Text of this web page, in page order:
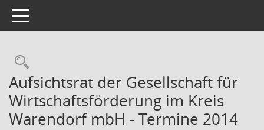
Toggle navigation
Rechercheauswahl
Aufsichtsrat der Gesellschaft für
Wirtschaftsförderung im Kreis
Warendorf mbH - Termine 2014